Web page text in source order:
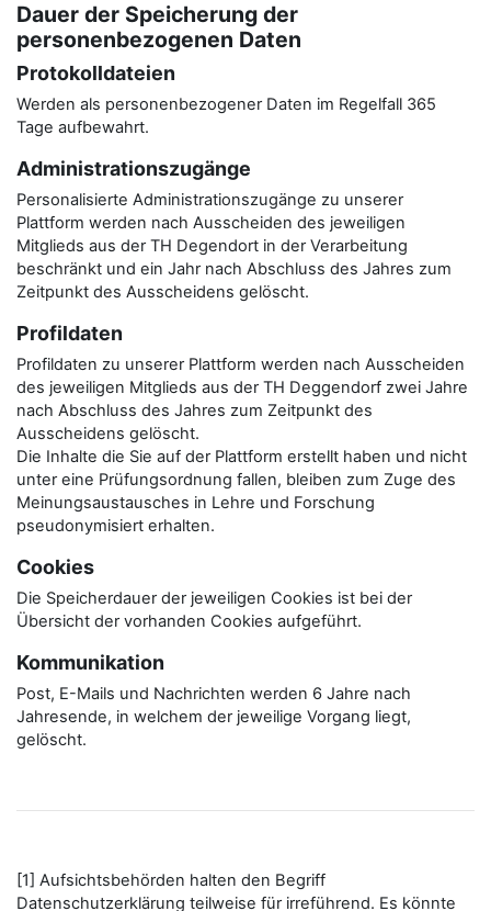
Dauer der Speicherung der
personenbezogenen Daten
Protokolldateien
Werden als personenbezogener Daten im Regelfall 365
Tage aufbewahrt.
Administrationszugänge
Personalisierte Administrationszugänge zu unserer
Plattform werden nach Ausscheiden des jeweiligen
Mitglieds aus der TH Degendort in der Verarbeitung
beschränkt und ein Jahr nach Abschluss des Jahres zum
Zeitpunkt des Ausscheidens gelöscht.
Profildaten
Profildaten zu unserer Plattform werden nach Ausscheiden
des jeweiligen Mitglieds aus der TH Deggendorf zwei Jahre
nach Abschluss des Jahres zum Zeitpunkt des
Ausscheidens gelöscht.
Die Inhalte die Sie auf der Plattform erstellt haben und nicht
unter eine Prüfungsordnung fallen, bleiben zum Zuge des
Meinungsaustausches in Lehre und Forschung
pseudonymisiert erhalten.
Cookies
Die Speicherdauer der jeweiligen Cookies ist bei der
Übersicht der vorhanden Cookies aufgeführt.
Kommunikation
Post, E-Mails und Nachrichten werden 6 Jahre nach
Jahresende, in welchem der jeweilige Vorgang liegt,
gelöscht.
[1] Aufsichtsbehörden halten den Begriff
Datenschutzerklärung teilweise für irreführend. Es könnte